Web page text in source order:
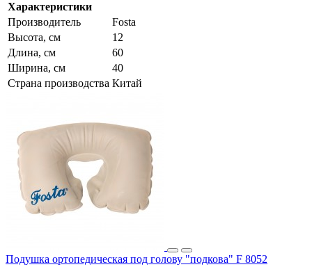
Характеристики
Производитель
Fosta
Высота, см
12
Длина, см
60
Ширина, см
40
Страна производства Китай
Подушка ортопедическая под голову "подкова" F 8052